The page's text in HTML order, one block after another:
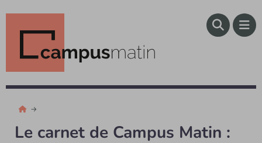
Le carnet de Campus Matin :